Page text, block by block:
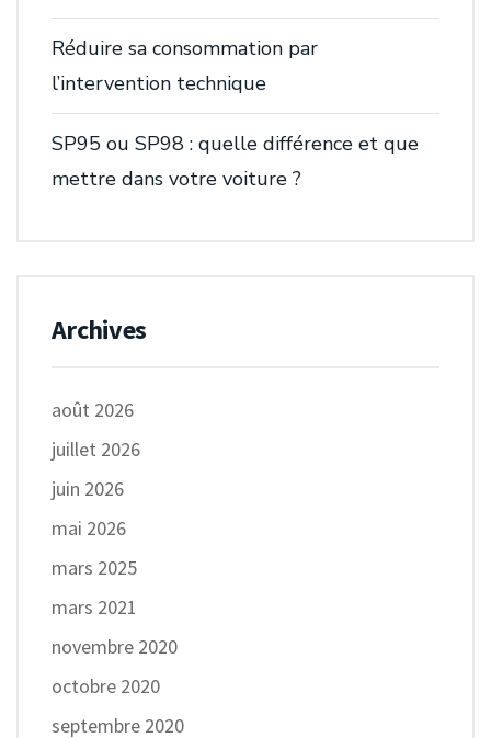
Réduire sa consommation par
l’intervention technique
SP95 ou SP98 : quelle différence et que
mettre dans votre voiture ?
Archives
août 2026
juillet 2026
juin 2026
mai 2026
mars 2025
mars 2021
novembre 2020
octobre 2020
septembre 2020